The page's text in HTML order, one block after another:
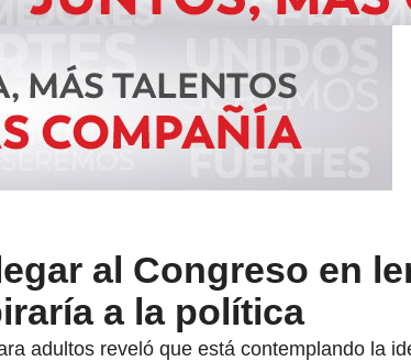
al Congreso en
a la política
adultos reveló que está contemplando la